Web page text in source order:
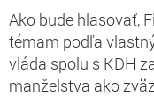
Ako bude hlasovať,
témam podľa
vláda spolu s KDH
manželstva ako